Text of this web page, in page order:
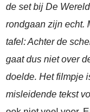
de set bij De
rondgaan zijn echt.
tafel: Achter de
gaat dus niet over
doelde. Het filmpje
misleidende tekst